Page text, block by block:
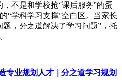
不是和学校抢“课后服务”的蛋
“学科学习支撑”空白区。当家长
，分之道解决了学习问题”，托
专业规划人才｜分之道学习规划